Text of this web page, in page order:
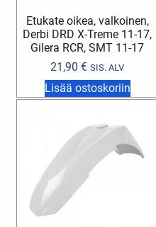
Etukate oikea, valkoinen,
Derbi DRD X-Treme 11-17,
Gilera RCR, SMT 11-17
21,90€ SIS. ALV
Lisää ostoskoriin